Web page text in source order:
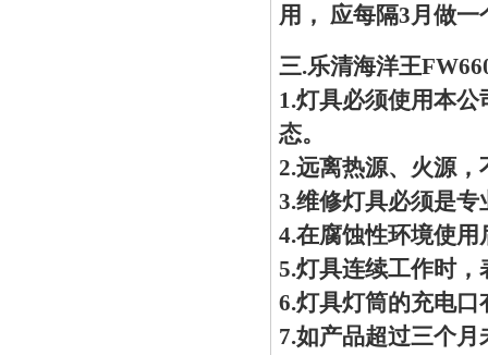
用， 应每隔3月做
三.乐清海洋王
1.灯具必须使用本
态。
2.远离热源、火源
3.维修灯具必须是
4.在腐蚀性环境使
5.灯具连续工作时
6.灯具灯筒的充电
7.如产品超过三个